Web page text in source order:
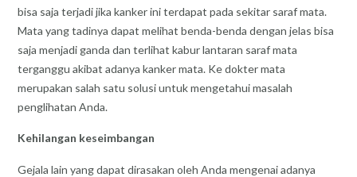
bisa saja terjadi jika kanker ini terdapat pada sekitar saraf mata.
Mata yang tadinya dapat melihat benda-benda dengan jelas bisa
saja menjadi ganda dan terlihat kabur lantaran saraf mata
terganggu akibat adanya kanker mata. Ke dokter mata
merupakan salah satu solusi untuk mengetahui masalah
penglihatan Anda.
Kehilangan keseimbangan
Gejala lain yang dapat dirasakan oleh Anda mengenai adanya